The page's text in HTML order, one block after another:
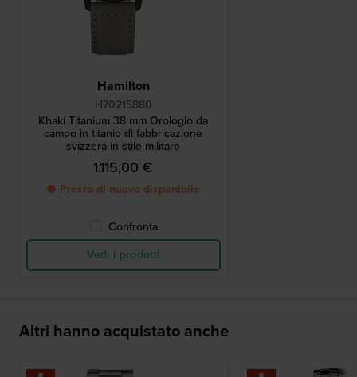
Hamilton
H70215880
Khaki Titanium 38 mm Orologio da
campo in titanio di fabbricazione
svizzera in stile militare
1.115,00 €
● Presto di nuovo disponibile
Confronta
Vedi i prodotti
Altri hanno acquistato anche